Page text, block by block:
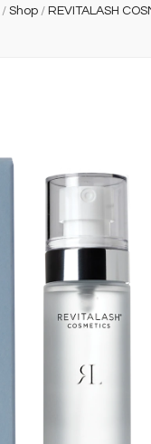
/ Shop / REVITALASH